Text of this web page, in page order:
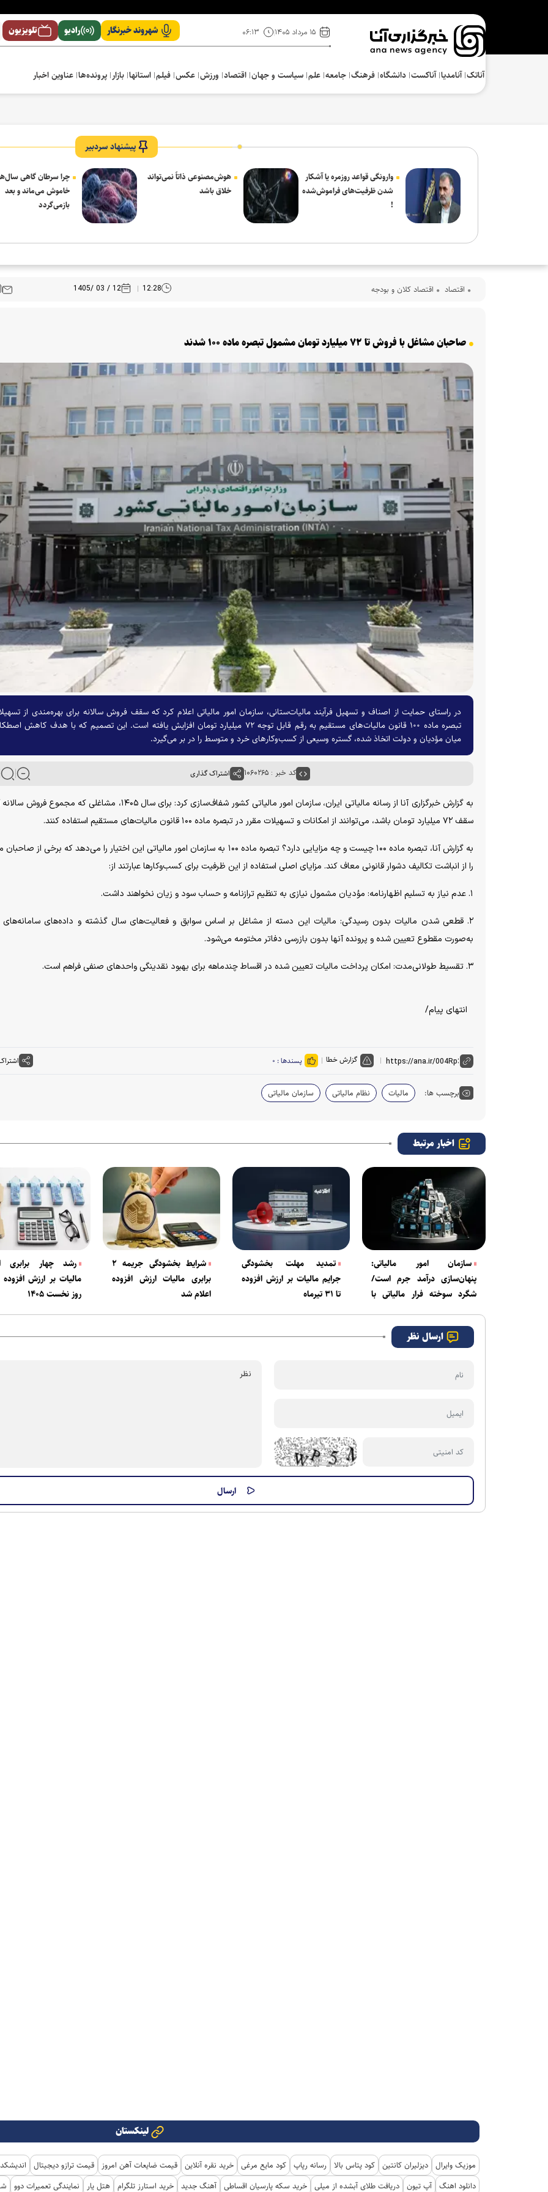
۱۵ مرداد ۱۴۰۵ ۰۶:۱۳ شهروند خبرنگار رادیو تلویزیون
آناتک آنامدیا آناکست دانشگاه فرهنگ‌ جامعه علم سیاست و جهان اقتصاد ورزش عکس فیلم استانها بازار پرونده‌ها عناوین اخبار
پیشنهاد سردبیر
وارونگی قواعد روزمره یا آشکار
شدن ظرفیت‌های فراموش‌شده
!
هوش‌مصنوعی ذاتاً نمی‌تواند
خلاق باشد
چرا سرطان گاهی
خاموش می‌ماند و بعد
بازمی‌گردد
اقتصاد اقتصاد کلان و بودجه 12:28
12 / 03 /1405
صاحبان مشاغل با فروش تا ۷۲ میلیارد تومان مشمول تبصره ماده ۱۰۰ شدند
در راستای حمایت از اصناف و تسهیل فرآیند مالیات‌ستانی، سازمان امور مالیاتی اعلام کرد که سقف فروش سالانه برای بهره‌مندی از
تبصره ماده ۱۰۰ قانون مالیات‌های مستقیم به رقم قابل توجه ۷۲ میلیارد تومان افزایش یافته است. این تصمیم که با هدف کاهش
میان مؤدیان و دولت اتخاذ شده، گستره وسیعی از کسب‌وکارهای خرد و متوسط را در بر می‌گیرد.
کد خبر : ۱۰۶۰۲۶۵ اشتراک گذاری
به گزارش خبرگزاری آنا از رسانه مالیاتی ایران، سازمان امور مالیاتی کشور شفاف‌سازی کرد: برای سال ۱۴۰۵، مشاغلی که
سقف ۷۲ میلیارد تومان باشد، می‌توانند از امکانات و تسهیلات مقرر در تبصره ماده ۱۰۰ قانون مالیات‌های مستقیم استفاده کنند.
به گزارش آنا، تبصره ماده ۱۰۰ چیست و چه مزایایی دارد؟ تبصره ماده ۱۰۰ به سازمان امور مالیاتی این اختیار را می‌دهد که برخی از
را از انباشت تکالیف دشوار قانونی معاف کند. مزایای اصلی استفاده از این ظرفیت برای کسب‌وکار‌ها عبارتند از:
۱. عدم نیاز به تسلیم اظهارنامه: مؤدیان مشمول نیازی به تنظیم ترازنامه و حساب سود و زیان نخواهند داشت.
۲. قطعی شدن مالیات بدون رسیدگی: مالیات این دسته از مشاغل بر اساس سوابق و فعالیت‌های سال گذشته و داده‌های سامانه‌های
به‌صورت مقطوع تعیین شده و پرونده آنها بدون بازرسی دفاتر مختومه می‌شود.
۳. تقسیط طولانی‌مدت: امکان پرداخت مالیات تعیین شده در اقساط چندماهه برای بهبود نقدینگی واحد‌های صنفی فراهم است.
انتهای پیام/
گزارش خطا پسندها : ۰
برچسب ها: مالیات نظام مالیاتی سازمان مالیاتی
اخبار مرتبط
سازمان امور مالیاتی:
پنهان‌سازی درآمد جرم است/
شگرد سوخته فرار مالیاتی با
تمدید مهلت بخشودگی
جرایم مالیات بر ارزش افزوده
تا ۳۱ تیرماه
شرایط بخشودگی جریمه ۲
برابری مالیات ارزش افزوده
اعلام شد
رشد چهار برابری
مالیات بر ارزش
روز نخست ۱۴۰۵
ارسال نظر
لینکستان
موزیک وایرال دیزلیران کانتین کود پتاس بالا رسانه رپاپ کود مایع مرغی خرید نقره آنلاین قیمت ضایعات آهن امروز قیمت ترازو دیجیتال
دانلود اهنگ آپ تیون دریافت طلای آبشده از میلی خرید سکه پارسیان اقساطی آهنگ جدید خرید استارز تلگرام هتل یار نمایندگی تعمیرات دوو